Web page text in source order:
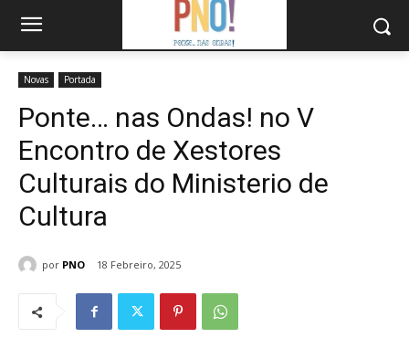
Novas Portada
Ponte… nas Ondas! no V
Encontro de Xestores
Culturais do Ministerio de
Cultura
por PNO 18 Febreiro, 2025